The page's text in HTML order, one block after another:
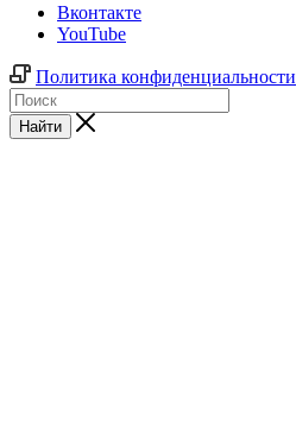
Вконтакте
YouTube
Политика конфиденциальности
Найти